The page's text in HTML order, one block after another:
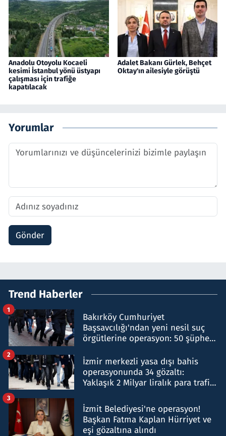
Anadolu Otoyolu Kocaeli
kesimi İstanbul yönü üstyapı
çalışması için trafiğe
kapatılacak
Adalet Bakanı Gürlek, Behçet
Oktay'ın ailesiyle görüştü
Yorumlar
Gönder
Trend Haberler
Bakırköy Cumhuriyet
Başsavcılığı'ndan yeni nesil suç
örgütlerine operasyon: 50 şüpheli
1
İzmir merkezli yasa dışı bahis
operasyonunda 34 gözaltı:
Yaklaşık 2 Milyar liralık para trafiği
2
İzmit Belediyesi'ne operasyon!
Başkan Fatma Kaplan Hürriyet ve
eşi gözaltına alındı
3